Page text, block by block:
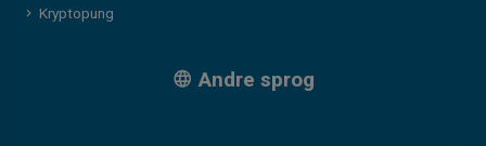
Kryptopung
Andre sprog